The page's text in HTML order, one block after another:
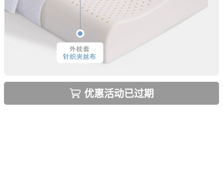
优惠活动已过期